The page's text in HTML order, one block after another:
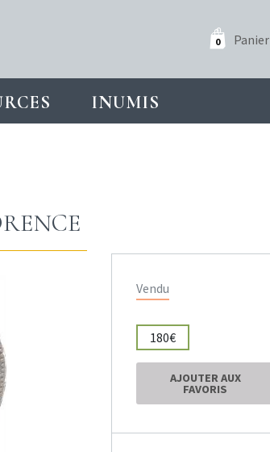
0 Panier
INUMIS
Vendu
180€
AJOUTER AUX
FAVORIS